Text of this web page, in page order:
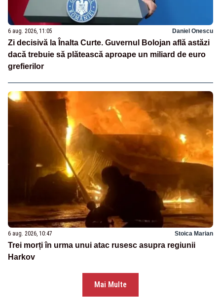
6 aug. 2026, 11:05 Daniel Onescu
Zi decisivă la Înalta Curte. Guvernul Bolojan află astăzi
dacă trebuie să plătească aproape un miliard de euro
grefierilor
6 aug. 2026, 10:47 Stoica Marian
Trei morți în urma unui atac rusesc asupra regiunii
Harkov
Mai Multe